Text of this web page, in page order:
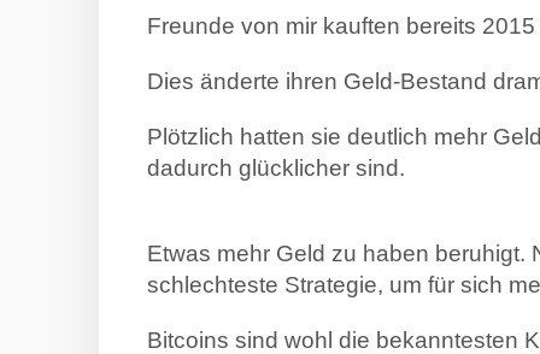
Freunde von mir kauften bereits
Dies änderte ihren Geld-Bestand
Plötzlich hatten sie deutlich mehr
dadurch glücklicher sind.
Etwas mehr Geld zu haben beruhigt.
schlechteste Strategie, um für sich
Bitcoins sind wohl die bekanntesten